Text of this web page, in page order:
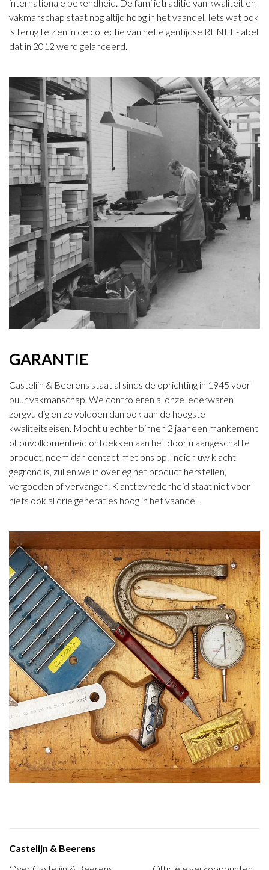
internationale bekendheid. De familietraditie van kwaliteit en
vakmanschap staat nog altijd hoog in het vaandel. Iets wat ook
is terug te zien in de collectie van het eigentijdse RENEE-label
dat in 2012 werd gelanceerd.
GARANTIE
Castelijn & Beerens staat al sinds de oprichting in 1945 voor
puur vakmanschap. We controleren al onze lederwaren
zorgvuldig en ze voldoen dan ook aan de hoogste
kwaliteitseisen. Mocht u echter binnen 2 jaar een mankement
of onvolkomenheid ontdekken aan het door u aangeschafte
product, neem dan contact met ons op. Indien uw klacht
gegrond is, zullen we in overleg het product herstellen,
vergoeden of vervangen. Klanttevredenheid staat niet voor
niets ook al drie generaties hoog in het vaandel.
Castelijn & Beerens